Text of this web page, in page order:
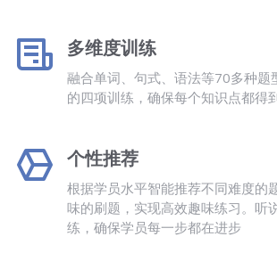
多维度训练
融合单词、句式、语法等70多种题
的四项训练，确保每个知识点都得
个性推荐
根据学员水平智能推荐不同难度的
味的刷题，实现高效趣味练习。听
练，确保学员每一步都在进步